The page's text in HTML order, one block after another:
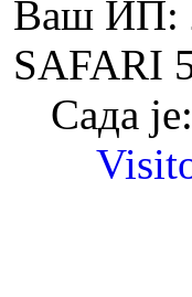
Ваш ИП:
SAFARI
Сада